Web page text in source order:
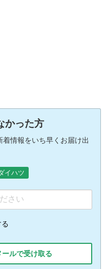
かった方
情報をいち早くお届け出
イハツ
ルで受け取る